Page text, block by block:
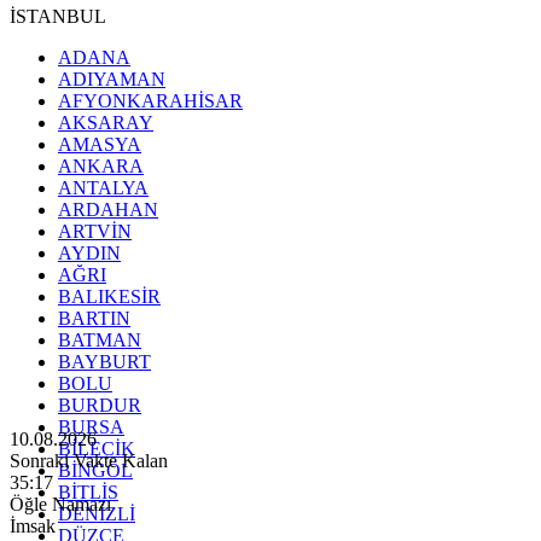
İSTANBUL
ADANA
ADIYAMAN
AFYONKARAHİSAR
AKSARAY
AMASYA
ANKARA
ANTALYA
ARDAHAN
ARTVİN
AYDIN
AĞRI
BALIKESİR
BARTIN
BATMAN
BAYBURT
BOLU
BURDUR
BURSA
BİLECİK
BİNGÖL
BİTLİS
DENİZLİ
DÜZCE
10.08.2026
Sonraki Vakte Kalan
35:15
Öğle Namazı
İmsak